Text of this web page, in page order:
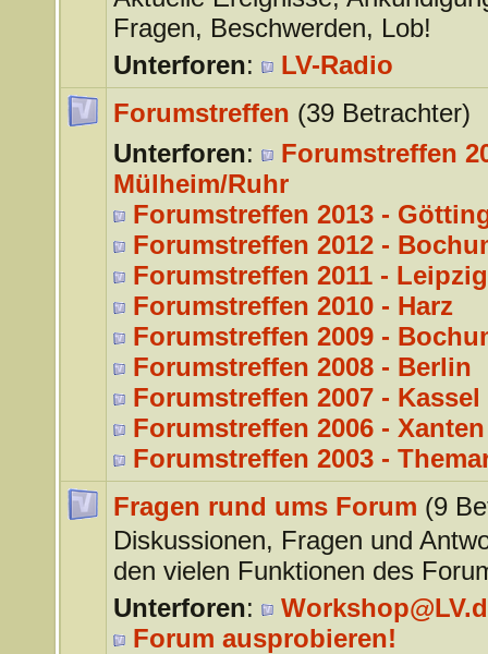
Fragen, Beschwerden, Lob!
Unterforen:
LV-Radio
Forumstreffen (39 Betrachter)
Unterforen:
Forumstreffen
Mülheim/Ruhr
Forumstreffen 2013 -
Forumstreffen 2012 -
Forumstreffen 2011 - Leipzig
Forumstreffen 2010 - Harz
Forumstreffen 2009 -
Forumstreffen 2008 - Berlin
Forumstreffen 2007 - Kassel
Forumstreffen 2006 - Xanten
Forumstreffen 2003 -
Fragen rund ums Forum (9
Diskussionen, Fragen und
den vielen Funktionen des
Unterforen:
Forum ausprobieren!